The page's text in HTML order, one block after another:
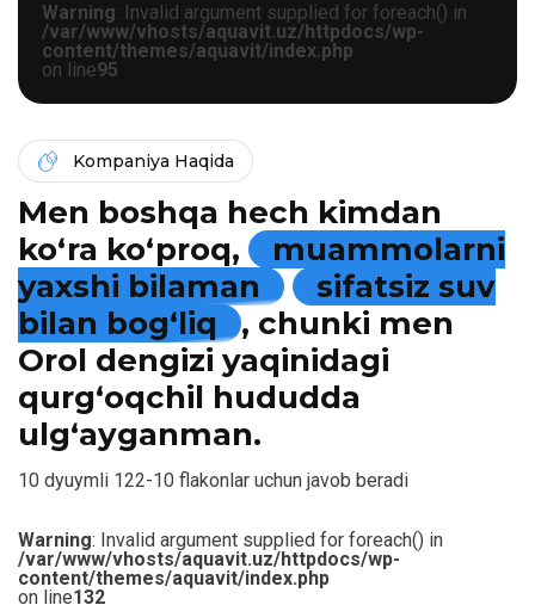
Warning: Invalid argument supplied for foreach() in
/var/www/vhosts/aquavit.uz/httpdocs/wp-
content/themes/aquavit/index.php
on line95
Kompaniya Haqida
Men boshqa hech kimdan
ko‘ra ko‘proq,
muammolarni
yaxshi bilaman
sifatsiz suv
bilan bog‘liq
, chunki men
Orol dengizi yaqinidagi
qurg‘oqchil hududda
ulg‘ayganman.
10 dyuymli 122-10 flakonlar uchun javob beradi
Warning: Invalid argument supplied for foreach() in
/var/www/vhosts/aquavit.uz/httpdocs/wp-
content/themes/aquavit/index.php
on line132